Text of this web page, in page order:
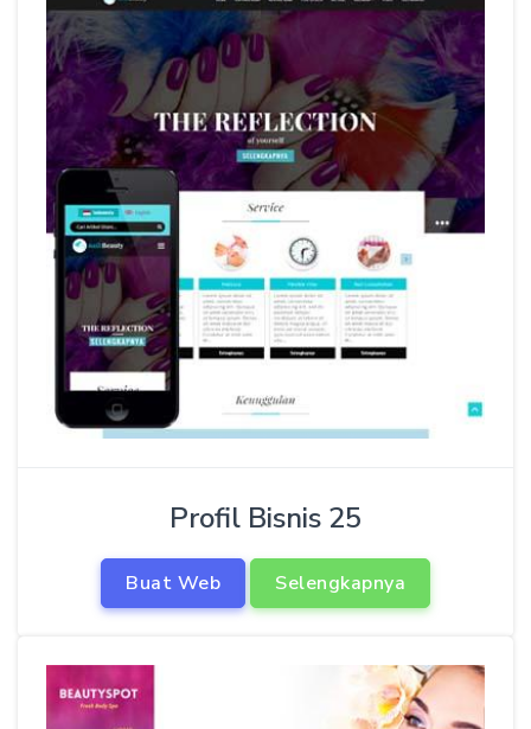
Profil Bisnis 25
Buat Web Selengkapnya